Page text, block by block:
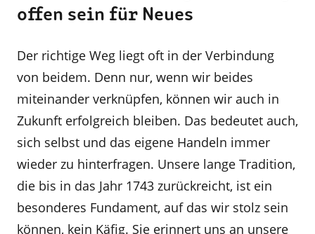
offen sein für Neues
Der richtige Weg liegt oft in der Verbindung
von beidem. Denn nur, wenn wir beides
miteinander verknüpfen, können wir auch in
Zukunft erfolgreich bleiben. Das bedeutet auch,
sich selbst und das eigene Handeln immer
wieder zu hinterfragen. Unsere lange Tradition,
die bis in das Jahr 1743 zurückreicht, ist ein
besonderes Fundament, auf das wir stolz sein
können, kein Käfig. Sie erinnert uns an unsere